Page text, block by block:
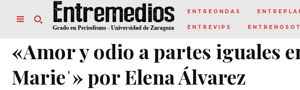
ENTREONDAS
ENTREVIPS
«Amor y odio a partes iguales
Marieˈ» por Elena Álvarez